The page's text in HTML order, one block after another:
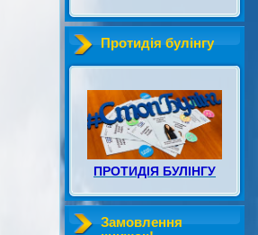
Протидія булінгу
ПРОТИДІЯ БУЛІНГУ
Замовлення